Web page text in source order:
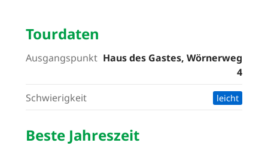
Tourdaten
Ausgangspunkt Haus des Gastes, Wörnerweg
4
Schwierigkeit
leicht
Beste Jahreszeit